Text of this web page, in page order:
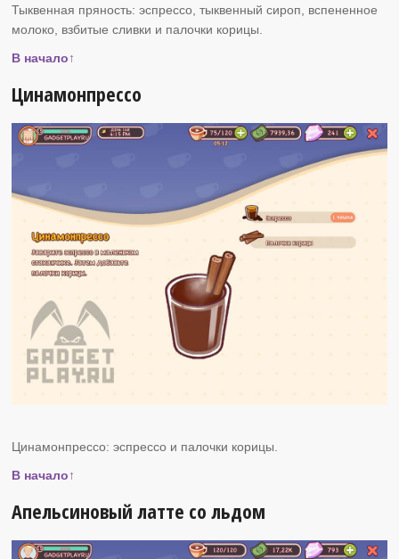
Тыквенная пряность: эспрессо, тыквенный сироп, вспененное
молоко, взбитые сливки и палочки корицы.
В начало↑
Цинамонпрессо
Цинамонпрессо: эспрессо и палочки корицы.
В начало↑
Апельсиновый латте со льдом